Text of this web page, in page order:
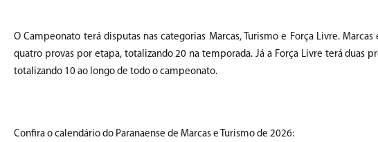
O Campeonato terá disputas nas categorias Marcas, Turismo e Força Livre. Marcas
quatro provas por etapa, totalizando 20 na temporada. Já a Força Livre terá duas
totalizando 10 ao longo de todo o campeonato.
Confira o calendário do Paranaense de Marcas e Turismo de 2026: